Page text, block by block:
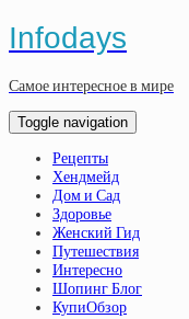
Infodays
Самое интересное в мире
Toggle navigation
Рецепты
Хендмейд
Дом и Сад
Здоровье
Женский Гид
Путешествия
Интересно
Шопинг Блог
КупиОбзор